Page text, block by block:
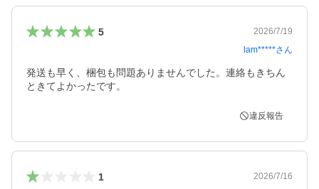
5
2026/7/19
lam*****さん
発送も早く、梱包も問題ありませんでした。連絡もきちん
ときてよかったです。
違反報告
1
2026/7/16